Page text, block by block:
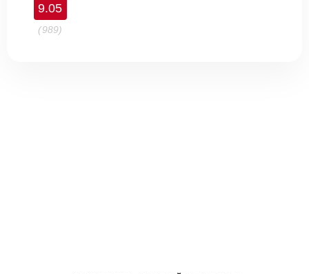
9.05
(989)